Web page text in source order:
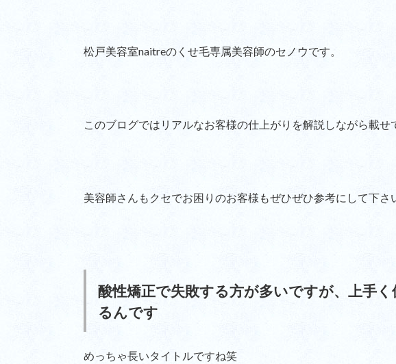
松戸美容室naitreのくせ毛専属美容師のセノウです。
このブログではリアルなお客様の仕上がりを解説しながら載せ
美容師さんもクセでお困りのお客様もぜひぜひ参考にして下さ
酸性矯正で失敗する方が多いですが、上手
るんです
めっちゃ長いタイトルですね笑